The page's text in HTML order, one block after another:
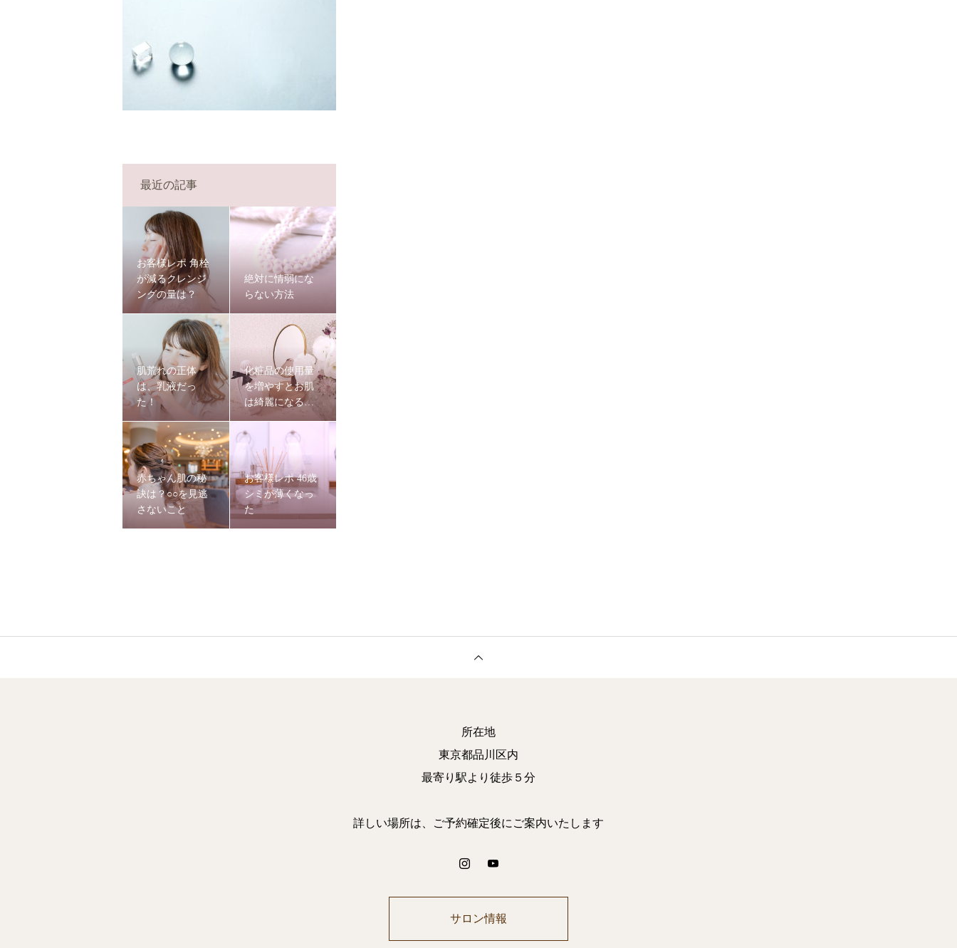
最近の記事
お客様レポ 角栓
が減るクレンジ
ングの量は？
絶対に情弱にな
らない方法
肌荒れの正体
は、乳液だっ
た！
化粧品の使用量
を増やすとお肌
は綺麗になる
の？
赤ちゃん肌の秘
訣は？○○を見逃
さないこと
お客様レポ 46歳
シミが薄くなっ
た
所在地
東京都品川区内
最寄り駅より徒歩５分
詳しい場所は、ご予約確定後にご案内いたします
サロン情報